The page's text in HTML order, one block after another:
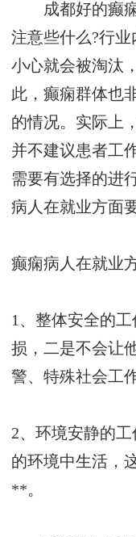
成都好的癫痫
注意些什么?行
小心就会被淘汰
此，癫痫群体也
的情况。实际上
并不建议患者工
需要有选择的进
病人在就业方面
癫痫病人在就业
1、整体安全的
损，二是不会让
警、特殊社会工
2、环境安静的
的环境中生活，
**。